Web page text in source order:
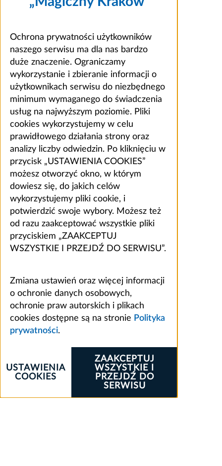
Ochrona prywatności użytkowników
naszego serwisu ma dla nas bardzo
duże znaczenie. Ograniczamy
wykorzystanie i zbieranie informacji o
użytkownikach serwisu do niezbędnego
minimum wymaganego do świadczenia
usług na najwyższym poziomie. Pliki
cookies wykorzystujemy w celu
prawidłowego działania strony oraz
analizy liczby odwiedzin. Po kliknięciu w
przycisk „USTAWIENIA COOKIES”
możesz otworzyć okno, w którym
dowiesz się, do jakich celów
wykorzystujemy pliki cookie, i
potwierdzić swoje wybory. Możesz też
od razu zaakceptować wszystkie pliki
przyciskiem „ZAAKCEPTUJ
WSZYSTKIE I PRZEJDŹ DO SERWISU”.
Zmiana ustawień oraz więcej informacji
o ochronie danych osobowych,
ochronie praw autorskich i plikach
cookies dostępne są na stronie Polityka
prywatności.
ZAAKCEPTUJ
WSZYSTKIE I
PRZEJDŹ DO
SERWISU
USTAWIENIA
COOKIES